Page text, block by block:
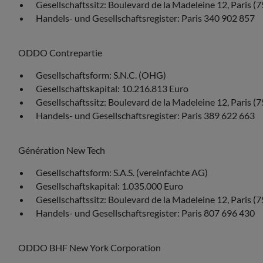
Gesellschaftssitz: Boulevard de la Madeleine 12, Paris
Handels- und Gesellschaftsregister: Paris 340 902 857
ODDO Contrepartie
Gesellschaftsform: S.N.C. (OHG)
Gesellschaftskapital: 10.216.813 Euro
Gesellschaftssitz: Boulevard de la Madeleine 12, Paris
Handels- und Gesellschaftsregister: Paris 389 622 663
Génération New Tech
Gesellschaftsform: S.A.S. (vereinfachte AG)
Gesellschaftskapital: 1.035.000 Euro
Gesellschaftssitz: Boulevard de la Madeleine 12, Paris
Handels- und Gesellschaftsregister: Paris 807 696 430
ODDO BHF New York Corporation